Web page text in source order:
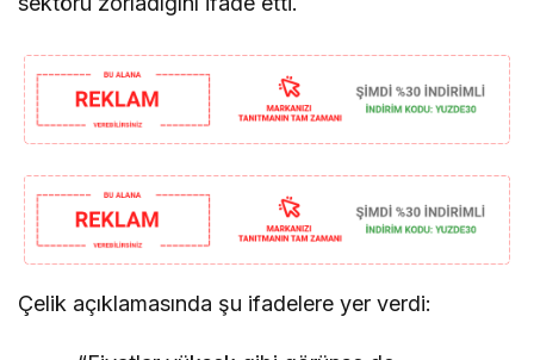
Çelik açıklamasında şu ifadelere yer verdi: